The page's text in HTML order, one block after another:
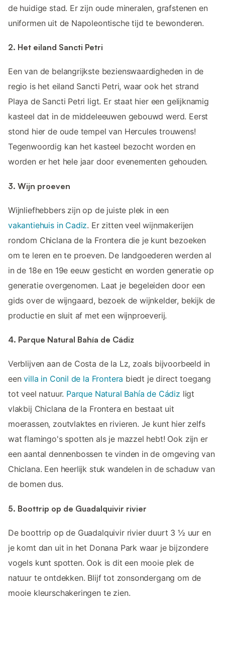
de huidige stad. Er zijn oude mineralen, grafstenen en
uniformen uit de Napoleontische tijd te bewonderen.
2. Het eiland Sancti Petri
Een van de belangrijkste bezienswaardigheden in de
regio is het eiland Sancti Petri, waar ook het strand
Playa de Sancti Petri ligt. Er staat hier een gelijknamig
kasteel dat in de middeleeuwen gebouwd werd. Eerst
stond hier de oude tempel van Hercules trouwens!
Tegenwoordig kan het kasteel bezocht worden en
worden er het hele jaar door evenementen gehouden.
3. Wijn proeven
Wijnliefhebbers zijn op de juiste plek in een
vakantiehuis in Cadiz. Er zitten veel wijnmakerijen
rondom Chiclana de la Frontera die je kunt bezoeken
om te leren en te proeven. De landgoederen werden al
in de 18e en 19e eeuw gesticht en worden generatie op
generatie overgenomen. Laat je begeleiden door een
gids over de wijngaard, bezoek de wijnkelder, bekijk de
productie en sluit af met een wijnproeverij.
4. Parque Natural Bahía de Cádiz
Verblijven aan de Costa de la Lz, zoals bijvoorbeeld in
eenvilla in Conil de la Frontera biedt je direct toegang
tot veel natuur. Parque Natural Bahía de Cádiz ligt
vlakbij Chiclana de la Frontera en bestaat uit
moerassen, zoutvlaktes en rivieren. Je kunt hier zelfs
wat flamingo's spotten als je mazzel hebt! Ook zijn er
een aantal dennenbossen te vinden in de omgeving van
Chiclana. Een heerlijk stuk wandelen in de schaduw van
de bomen dus.
5. Boottrip op de Guadalquivir rivier
De boottrip op de Guadalquivir rivier duurt 3 ½ uur en
je komt dan uit in het Donana Park waar je bijzondere
vogels kunt spotten. Ook is dit een mooie plek de
natuur te ontdekken. Blijf tot zonsondergang om de
mooie kleurschakeringen te zien.